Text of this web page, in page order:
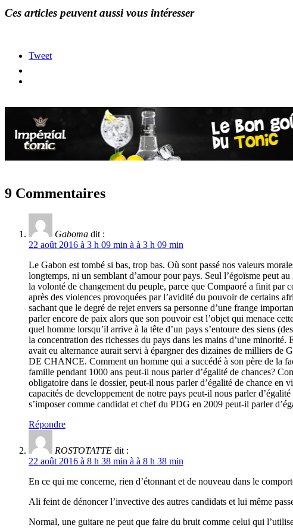
Ces articles peuvent aussi vous intéresser
Tweet
9 Commentaires
Gaboma dit :
22 août 2016 à 3 h 09 min à à 3 h 09 min
Le Gabon est tombé si bas, trop bas. Où sont passé nos valeurs
longtemps, ni un semblant d’amour pour pays. Seul l’égoïsme peut
la volonté de changement du peuple, parce que Compaoré a finit par
après des violences provoquées par l’avidité du pouvoir de certains
sachant que le degré de rejet envers sa personne d’une frange
parler encore de paix alors que son pouvoir est l’objet qui menace
quel homme lorsqu’il arrive à la tête d’un pays s’entoure des siens
la concentration des richesses du pays dans les mains d’une
avait eu alternance aurait servi à épargner des dizaines de milliers
DE CHANCE. Comment un homme qui a succédé à son père de la
famille pendant 1000 ans peut-il nous parler d’égalité de chances?
obligatoire dans le dossier, peut-il nous parler d’égalité de chance en
capacités de developpement de notre pays peut-il nous parler
s’imposer comme candidat et chef du PDG en 2009 peut-il parler
Répondre
ROSTOTATTE dit :
22 août 2016 à 8 h 38 min à à 8 h 38 min
En ce qui me concerne, rien d’étonnant et de nouveau dans le
Ali feint de dénoncer l’invective des autres candidats et lui même
Normal, une guitare ne peut que faire du bruit comme celui qui